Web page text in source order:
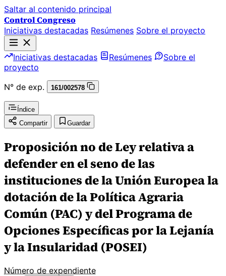
Saltar al contenido principal
Control Congreso
Iniciativas destacadas Resúmenes Sobre el proyecto
Iniciativas destacadas Resúmenes
Sobre el
proyecto
N° de exp.
161/002578
Índice
Compartir
Guardar
Proposición no de Ley relativa a
defender en el seno de las
instituciones de la Unión Europea la
dotación de la Política Agraria
Común (PAC) y del Programa de
Opciones Específicas por la Lejanía
y la Insularidad (POSEI)
Número de expendiente